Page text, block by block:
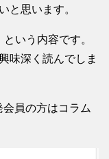
と思います。
いう内容です。
味深く読んでしま
員の方はコラム